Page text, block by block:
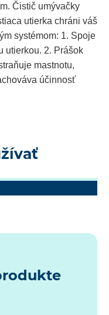
Čistič umývačky
utierka chráni váš
systémom: 1. Spoje
utierkou. 2. Prášok
mastnotu,
účinnosť